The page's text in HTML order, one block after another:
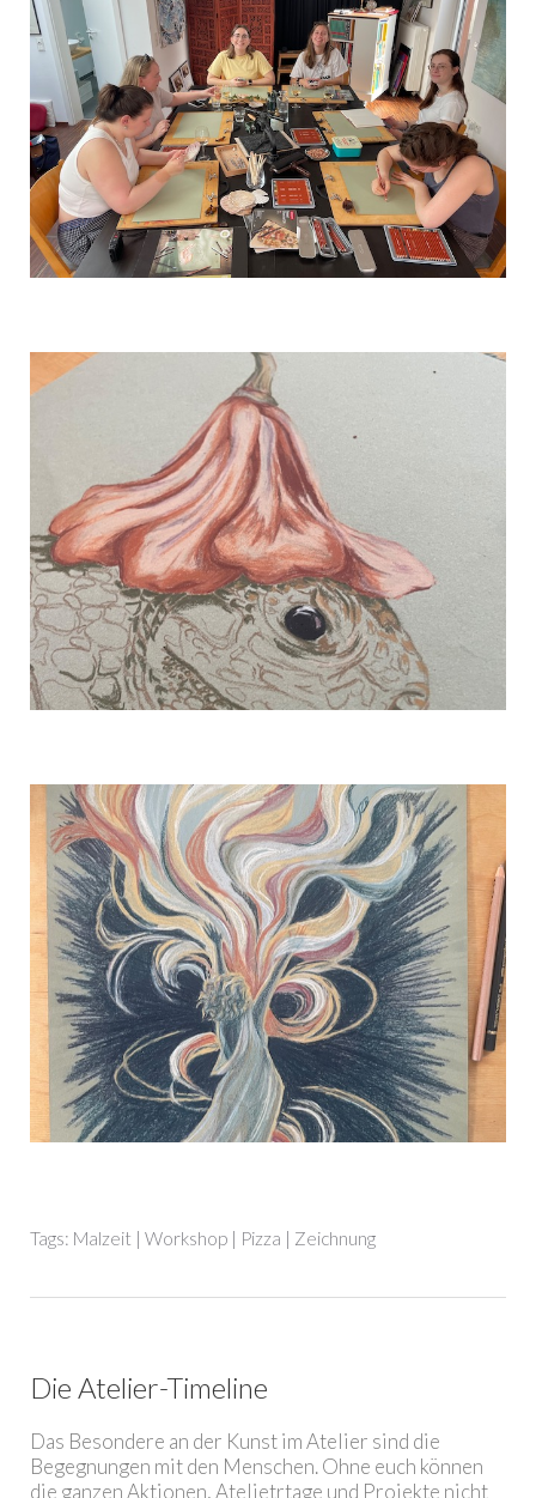
Tags: Malzeit | Workshop | Pizza | Zeichnung
Die Atelier-Timeline
Das Besondere an der Kunst im Atelier sind die
Begegnungen mit den Menschen. Ohne euch können
die ganzen Aktionen, Atelietrtage und Projekte nicht